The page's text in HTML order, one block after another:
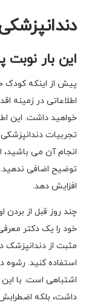
این بار
پیش از اینکه کودک
اطلاعاتی در زمینه
خواهید داشت. این
تجربیات
انجام آن می
توضیح اضافی
افزایش دهد.
چند روز قبل از بردن
خود را یک دکتر
مثبت از دندانپزشک
استفاده کنید. رشوه
اشتباهی است. با این
داشت، بلکه